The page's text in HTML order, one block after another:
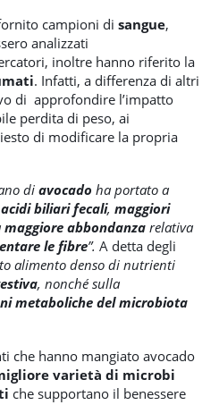
campioni di sangue,
analizzati
inoltre hanno riferito la
. Infatti, a differenza di altri
di approfondire l’impatto
perdita di peso, ai
di modificare la propria
di avocado ha portato a
biliari fecali, maggiori
maggiore abbondanza relativa
le fibre”. A detta degli
alimento denso di nutrienti
, nonché sulla
metaboliche del microbiota
che hanno mangiato avocado
varietà di microbi
che supportano il benessere